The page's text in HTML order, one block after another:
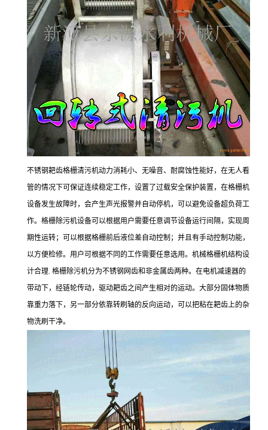
不锈钢耙齿格栅清污机动力消耗小、无噪音、耐腐蚀性能好，在无人看
管的情况下可保证连续稳定工作，设置了过载安全保护装置，在格栅机
设备发生故障时，会产生声光报警并自动停机，可以避免设备超负荷工
作。格栅除污机设备可以根据用户需要任意调节设备运行间隔，实现周
期性运转；可以根据格栅前后液位差自动控制；并且有手动控制功能，
以方便检修。用户可根据不同的工作需要任意选用。机械格栅机结构设
计合理. 格栅除污机分为不锈钢网齿和非金属齿两种。在电机减速器的
带动下，经链轮传动，驱动耙齿之间产生相对的运动。大部分固体物质
靠重力落下，另一部分依靠转刷轴的反向运动，可以把粘在耙齿上的杂
物洗刷干净。